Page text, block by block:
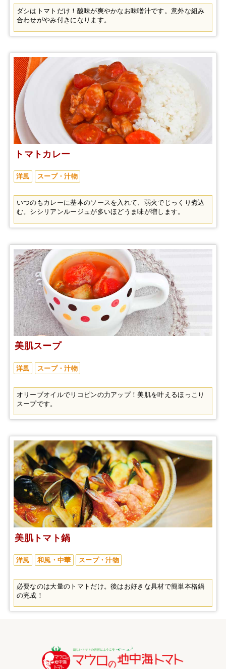
ダシはトマトだけ！酸味が爽やかなお味噌汁です。意外な組み
合わせがやみ付きになります。
トマトカレー
洋風 スープ・汁物
いつのもカレーに基本のソースを入れて、弱火でじっくり煮込
む。シシリアンルージュが多いほどうま味が増します。
美肌スープ
洋風 スープ・汁物
オリーブオイルでリコピンの力アップ！美肌を叶えるほっこり
スープです。
美肌トマト鍋
洋風 和風・中華 スープ・汁物
必要なのは大量のトマトだけ。後はお好きな具材で簡単本格鍋
の完成！